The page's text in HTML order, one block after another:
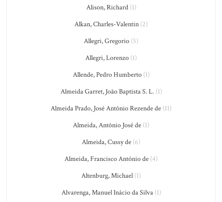
Alison, Richard(1)
Alkan, Charles-Valentin (2)
Allegri, Gregorio (5)
Allegri, Lorenzo (1)
Allende, Pedro Humberto(1)
Almeida Garret, João Baptista S. L.(1)
Almeida Prado, José Antônio Rezende de (11)
Almeida, Antônio José de (1)
Almeida, Cussy de (6)
Almeida, Francisco António de (4)
Altenburg, Michael (1)
Alvarenga, Manuel Inácio da Silva(1)